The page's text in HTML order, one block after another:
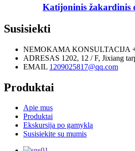
Katijoninis žakardinis
Susisiekti
NEMOKAMA KONSULTACIJA
ADRESAS 1202, 12 / F, Jixiang
EMAIL 1209025817@qq.com
Produktai
Apie mus
Produktai
Ekskursija po gamyklą
Susisiekite su mumis